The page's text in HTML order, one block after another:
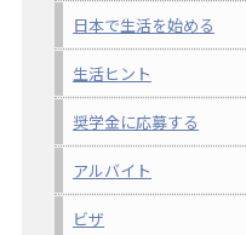
日本で生活を始める
生活ヒント
奨学金に応募する
アルバイト
ビザ